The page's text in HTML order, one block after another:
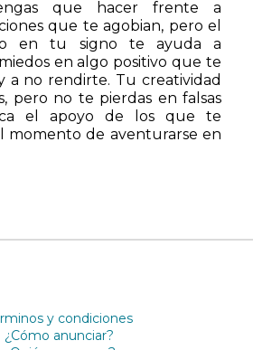
que hacer frente a
que te agobian, pero el
en tu signo te ayuda a
en algo positivo que te
a no rendirte. Tu creatividad
pero no te pierdas en falsas
el apoyo de los que te
momento de aventurarse en
y condiciones
¿Cómo anunciar?